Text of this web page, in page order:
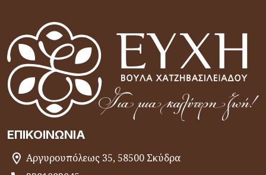
ΕΠΙΚΟΙΝΩΝΊΑ
Αργυρουπόλεως 35, 58500 Σκύδρα